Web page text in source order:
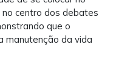
centro dos debates
que o
manutenção da vida